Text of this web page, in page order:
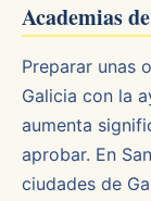
Academias
Preparar unas
Galicia con la
aumenta
aprobar. En
ciudades de